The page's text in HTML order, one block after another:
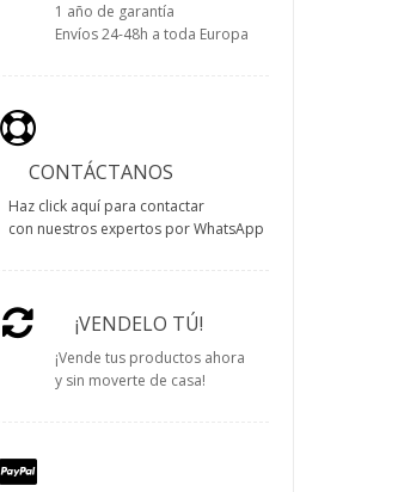
1 año de garantía
Envíos 24-48h a toda Europa
CONTÁCTANOS
Haz click aquí para contactar
con nuestros expertos por WhatsApp
¡VENDELO TÚ!
¡Vende tus productos ahora
y sin moverte de casa!